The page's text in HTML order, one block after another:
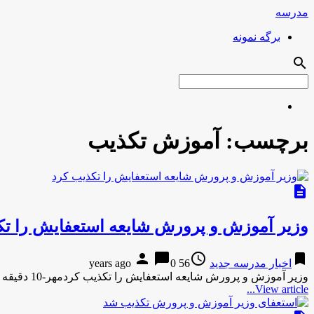
مدرسه
برگه نمونه
search
برچسب: آموزش تکذیب
description
وزیر آموزش و پرورش شایعه استعفایش را
bookmark اخبار مدرسه جدید access_time
56 years ago
person chat_bubble0
وزیر آموزش و پرورش شایعه استعفایش را تکذیب کردمهر-10 دقیقه پیش وزیر آموزش و پرورش شایعه استعفایش را تکذیب کرد …
View article...